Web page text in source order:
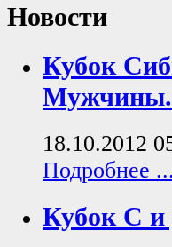
Новости
Кубок
Мужчины.
18.10.2012
Подробнее ...
Кубок С